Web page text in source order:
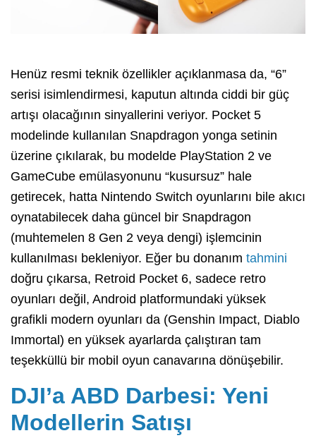
Henüz resmi teknik özellikler açıklanmasa da, “6”
serisi isimlendirmesi, kaputun altında ciddi bir güç
artışı olacağının sinyallerini veriyor. Pocket 5
modelinde kullanılan Snapdragon yonga setinin
üzerine çıkılarak, bu modelde PlayStation 2 ve
GameCube emülasyonunu “kusursuz” hale
getirecek, hatta Nintendo Switch oyunlarını bile akıcı
oynatabilecek daha güncel bir Snapdragon
(muhtemelen 8 Gen 2 veya dengi) işlemcinin
kullanılması bekleniyor. Eğer bu donanım tahmini
doğru çıkarsa, Retroid Pocket 6, sadece retro
oyunları değil, Android platformundaki yüksek
grafikli modern oyunları da (Genshin Impact, Diablo
Immortal) en yüksek ayarlarda çalıştıran tam
teşekküllü bir mobil oyun canavarına dönüşebilir.
DJI’a ABD Darbesi: Yeni
Modellerin Satışı